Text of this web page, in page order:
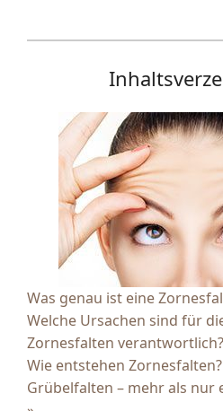
Was genau ist eine
Welche Ursachen sind für
Zornesfalten
Wie entstehen
Grübelfalten – mehr als nur